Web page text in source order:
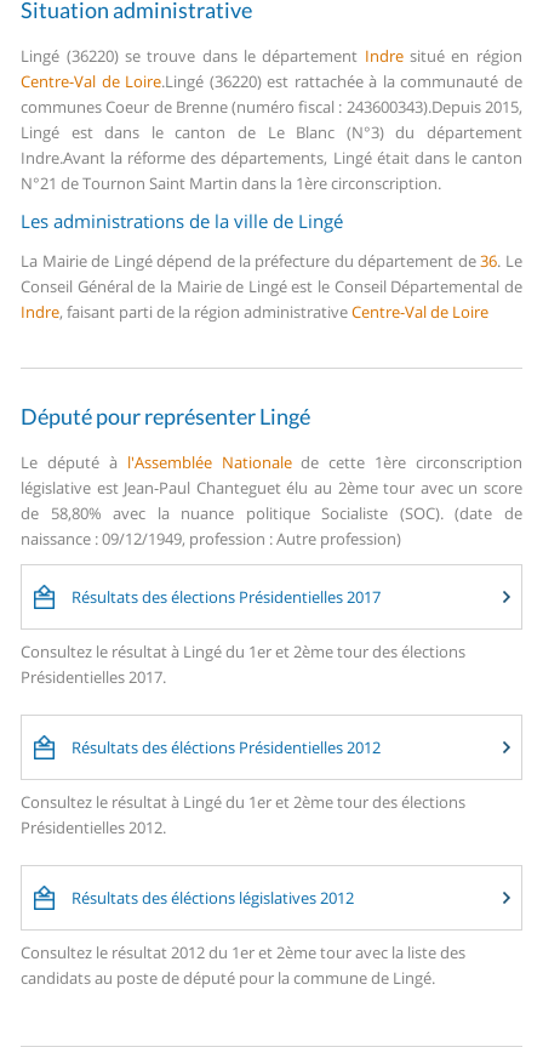
Situation administrative
Lingé (36220) se trouve dans le département Indresitué en région
Centre-Val de Loire.Lingé (36220) est rattachée à la communauté de
communes Coeur de Brenne (numéro fiscal : 243600343).Depuis 2015,
Lingé est dans le canton de Le Blanc (N°3) du département
Indre.Avant la réforme des départements, Lingé était dans le canton
N°21 de Tournon Saint Martin dans la 1ère circonscription.
Les administrations de la ville de Lingé
La Mairie de Lingé dépend de la préfecture du département de36. Le
Conseil Général de la Mairie de Lingé est le Conseil Départemental de
Indre, faisant parti de la région administrativeCentre-Val de Loire
Député pour représenter Lingé
Le député à l'Assemblée Nationalede cette 1ère circonscription
législative est Jean-Paul Chanteguet élu au 2ème tour avec un score
de 58,80% avec la nuance politique Socialiste (SOC). (date de
naissance : 09/12/1949, profession : Autre profession)
Résultats des élections Présidentielles 2017
Consultez le résultat à Lingé du 1er et 2ème tour des élections
Présidentielles 2017.
Résultats des éléctions Présidentielles 2012
Consultez le résultat à Lingé du 1er et 2ème tour des élections
Présidentielles 2012.
Résultats des éléctions législatives 2012
Consultez le résultat 2012 du 1er et 2ème tour avec la liste des
candidats au poste de député pour la commune de Lingé.